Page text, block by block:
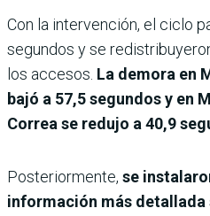
Con la intervención, el ciclo
segundos y se
los accesos. La demora en
bajó a 57,5 segundos y en
Correa se redujo a 40,9
Posteriormente, se
información más